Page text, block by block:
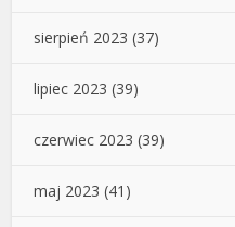
sierpień 2023 (37)
lipiec 2023 (39)
czerwiec 2023 (39)
maj 2023 (41)